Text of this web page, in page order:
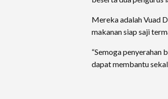
Mereka adalah Vuad
makanan siap saji
“Semoga penyerahan
dapat membantu